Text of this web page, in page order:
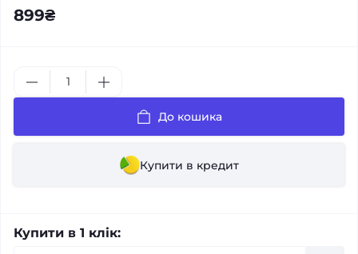
899₴
До кошика
Купити в кредит
Купити в 1 клік: